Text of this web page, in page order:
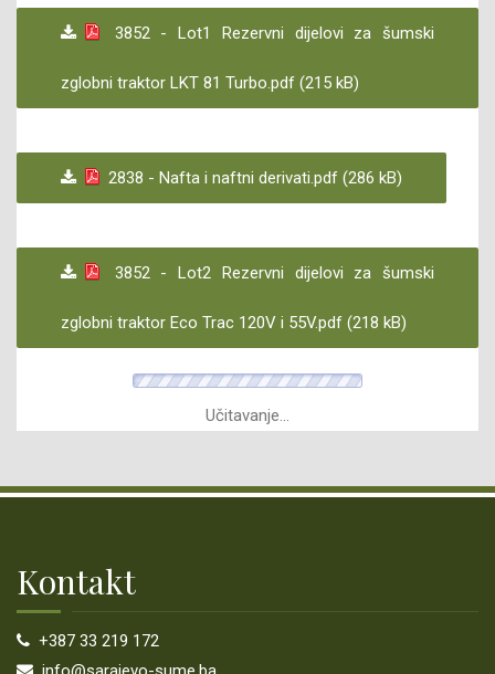
3852 - Lot1 Rezervni dijelovi za šumski
zglobni traktor LKT 81 Turbo.pdf (215 kB)
2838 - Nafta i naftni derivati.pdf (286 kB)
3852 - Lot2 Rezervni dijelovi za šumski
zglobni traktor Eco Trac 120V i 55V.pdf (218 kB)
Učitavanje...
Kontakt
+387 33 219 172